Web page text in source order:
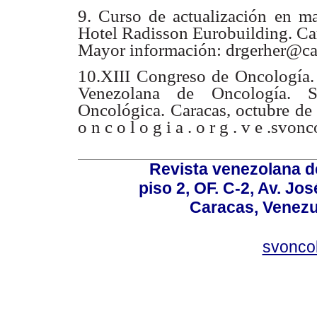
9. Curso de actualización en
HotelRadisson Eurobuilding.
Mayor información:
10.XIII Congreso de
Venezolana de Oncología.
Oncológica. Caracas, octubre
o n c o l o g i a . o r g . v e
Revista venezolana
piso 2, OF. C-2, Av.
Caracas,